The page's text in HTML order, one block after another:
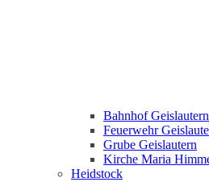
Bahnhof Geislautern
Feuerwehr
Grube Geislautern
Kirche Maria
Heidstock